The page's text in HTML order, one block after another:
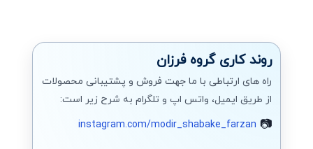
روند کاری گروه فرزان
راه های ارتباطی با ما جهت فروش و پشتیبانی محصولات
از طریق ایمیل، واتس اپ و تلگرام به شرح زیر است:
instagram.com/modir_shabake_farzan